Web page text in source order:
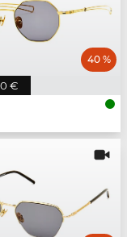
€
40 %